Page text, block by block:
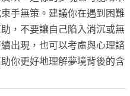
手無策。建議你在遇到困難
，不要讓自己陷入消沉或無
出現，也可以考慮與心理諮
你更好地理解夢境背後的含